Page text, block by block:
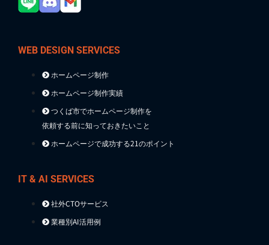
WEB DESIGN SERVICES
ホームページ制作
ホームページ制作実績
つくば市でホームページ制作を
依頼する前に知っておきたいこと
ホームページで成功する21のポイント
IT & AI SERVICES
社外CTOサービス
業種別AI活用例